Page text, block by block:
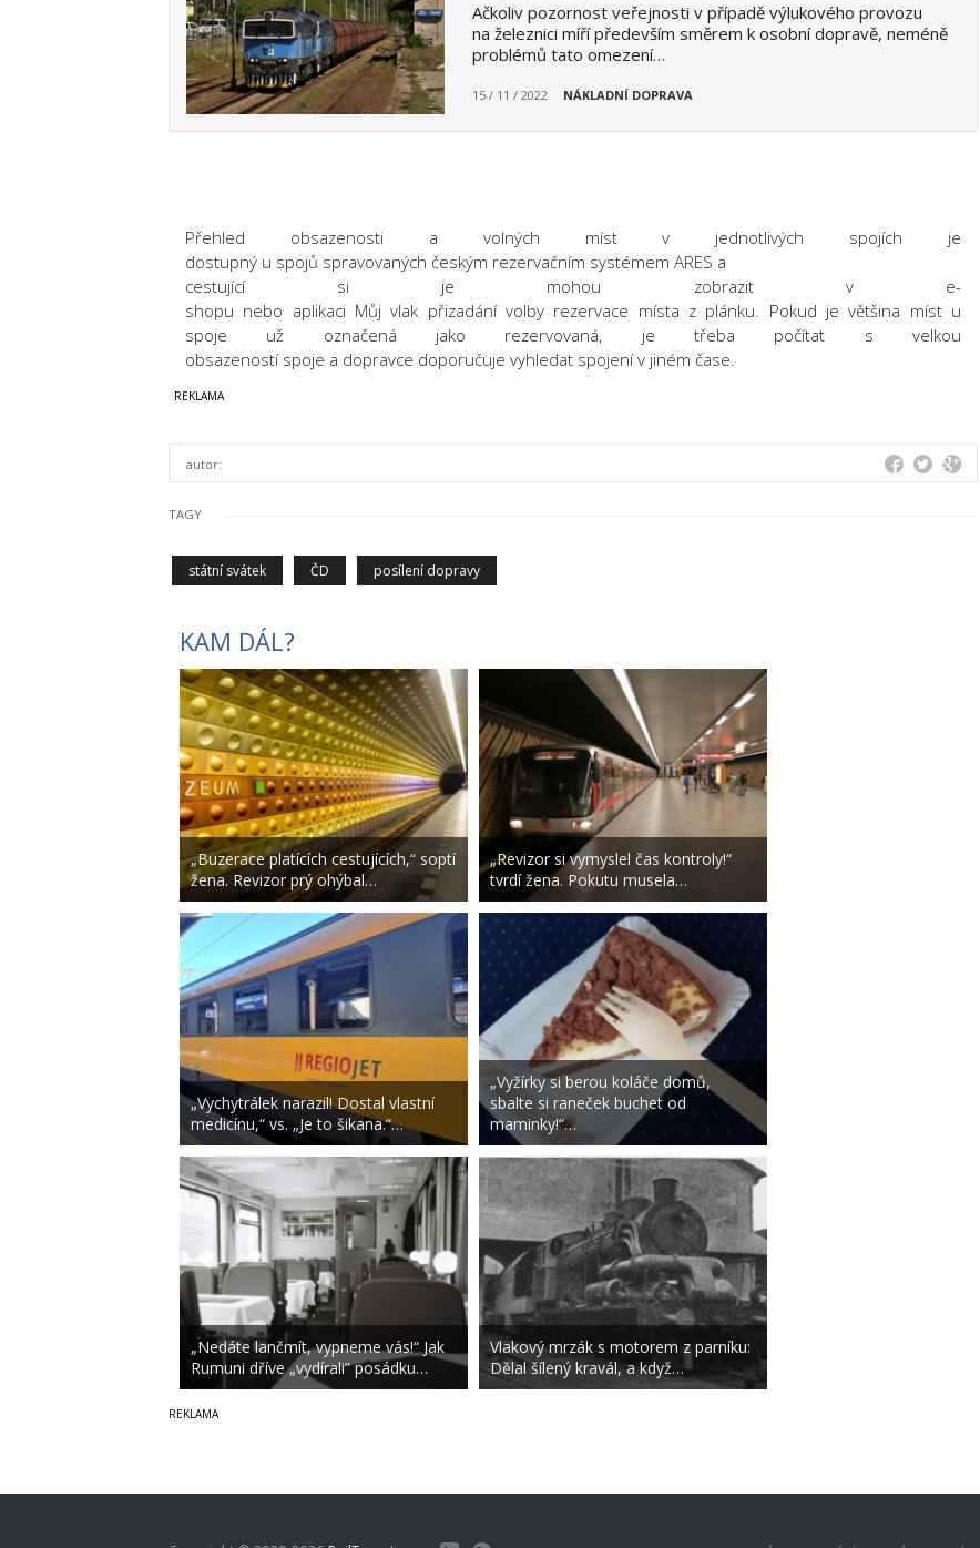
Ačkoliv pozornost veřejnosti v případě výlukového provozu
na železnici míří především směrem k osobní dopravě, neméně
problémů tato omezení…
15 / 11 / 2022 NÁKLADNÍ DOPRAVA
Přehled obsazenosti a volných míst v jednotlivých spojích je
dostupný u spojů spravovaných českým rezervačním systémem ARES a
cestující si je mohou zobrazit v e-
shopu nebo aplikaci Můj vlak přizadání volby rezervace místa z plánku. Pokud je většina míst u
spoje už označená jako rezervovaná, je třeba počítat s velkou
obsazeností spoje a dopravce doporučuje vyhledat spojení v jiném čase.
autor:
TAGY
státní svátek ČD posílení dopravy
KAM DÁL?
„Buzerace platících cestujících,“ soptí
žena. Revizor prý ohýbal…
„Vychytrálek narazil! Dostal vlastní
medicínu,“ vs. „Je to šikana.“…
„Nedáte lančmít, vypneme vás!“ Jak
Rumuni dříve „vydírali” posádku…
„Revizor si vymyslel čas kontroly!“
tvrdí žena. Pokutu musela…
„Vyžírky si berou koláče domů,
sbalte si raneček buchet od
maminky!“…
Vlakový mrzák s motorem z parníku:
Dělal šílený kravál, a když…